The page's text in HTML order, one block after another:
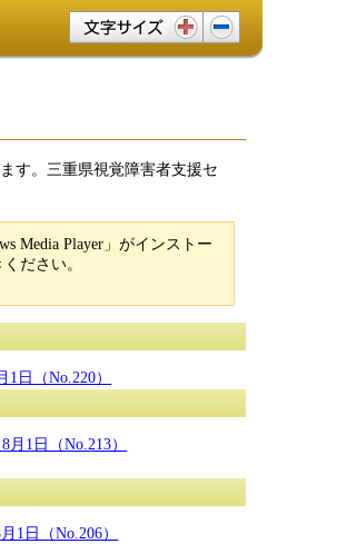
文字サイズ変更
す。三重県視覚障害者支援セ
Media Player」がインストー
ださい。
1日（No.220）
月1日（No.213）
1日（No.206）